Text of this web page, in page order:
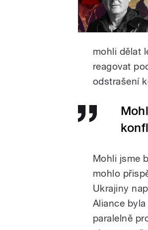
mohli dělat
reagovat
odstrašení
Mohli jsme
mohlo
Ukrajiny
Aliance
paralelně